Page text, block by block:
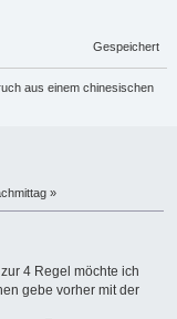
Gespeichert
aus einem chinesischen
»
4 Regel möchte ich
gebe vorher mit der